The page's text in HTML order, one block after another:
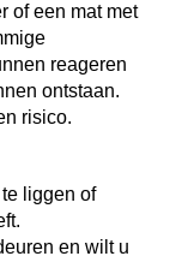
of een mat met
reageren
ontstaan.
risico.
liggen of
en wilt u